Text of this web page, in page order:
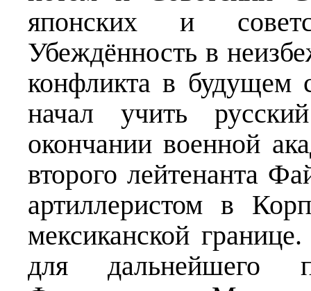
японских и
Убеждённость в
конфликта в будущем
начал учить
окончании военной
второго лейтенанта
артиллеристом в
мексиканской
для дальнейшего